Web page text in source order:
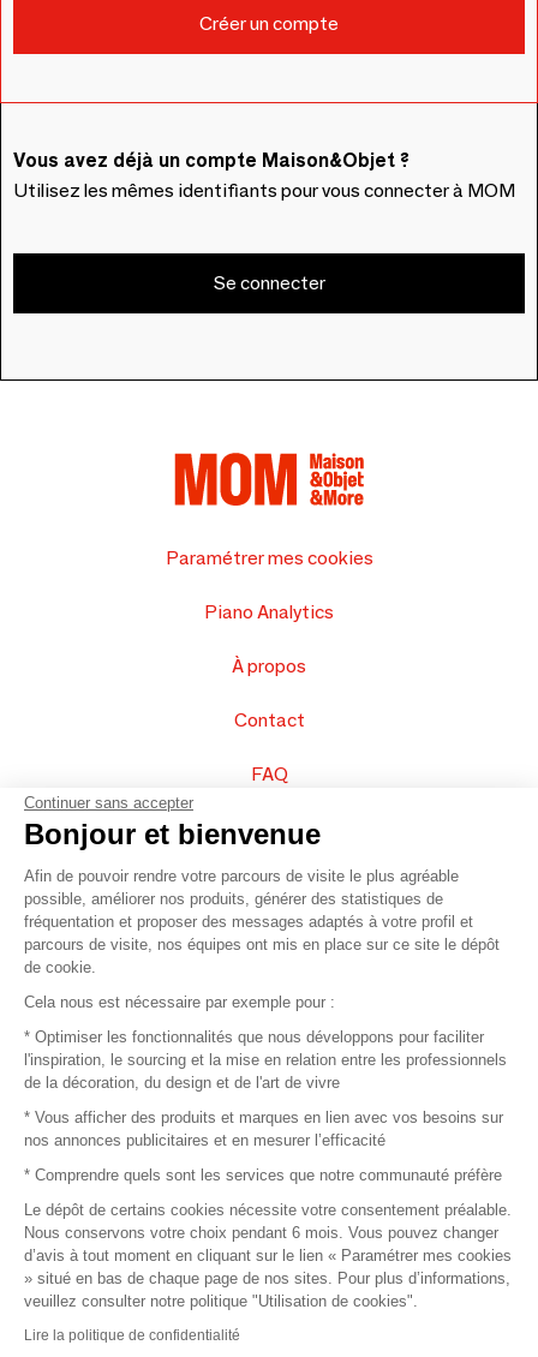
Vous avez déjà un compte Maison&Objet ?
Utilisez les mêmes identifiants pour vous connecter à MOM
Se connecter
Paramétrer mes cookies
Piano Analytics
À propos
Contact
FAQ
Vendez vos produits
Plan du site
© 2016 –Organisation SAFI
Recrutement
Mentions légales
Conditions commerciales
Continuer sans accepter
Bonjour et bienvenue
Afin de pouvoir rendre votre parcours de visite le plus agréable
possible, améliorer nos produits, générer des statistiques de
fréquentation et proposer des messages adaptés à votre profil et
parcours de visite, nos équipes ont mis en place sur ce site le dépôt
de cookie.
Cela nous est nécessaire par exemple pour :
* Optimiser les fonctionnalités que nous développons pour faciliter
l'inspiration, le sourcing et la mise en relation entre les professionnels
de la décoration, du design et de l'art de vivre
* Vous afficher des produits et marques en lien avec vos besoins sur
nos annonces publicitaires et en mesurer l’efficacité
* Comprendre quels sont les services que notre communauté préfère
Le dépôt de certains cookies nécessite votre consentement préalable.
Nous conservons votre choix pendant 6 mois. Vous pouvez changer
d’avis à tout moment en cliquant sur le lien « Paramétrer mes cookies
» situé en bas de chaque page de nos sites. Pour plus d’informations,
veuillez consulter notre politique "Utilisation de cookies".
Lire la politique de confidentialité